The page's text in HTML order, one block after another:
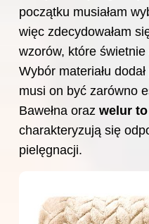
początku musiałam
więc zdecydowałam
wzorów, które świetnie
Wybór materiału
musi on być zarówno
Bawełna oraz welur
charakteryzują się
pielęgnacji.